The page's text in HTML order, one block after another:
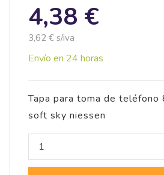
4,38 €
3,62 € s/iva
Envío en 24 horas
Tapa para toma de teléfono
soft sky niessen